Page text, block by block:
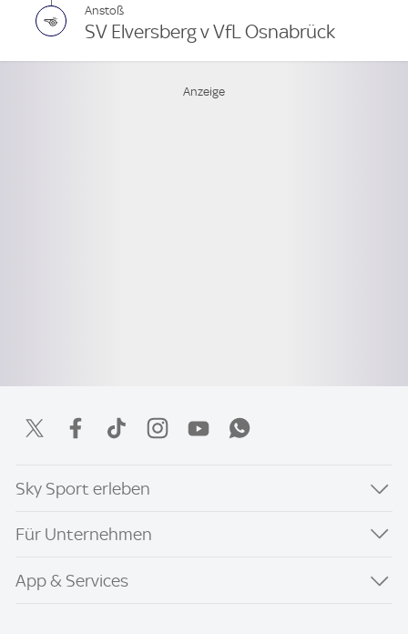
Anstoß
SV Elversberg v VfL Osnabrück
Sky Sport erleben
Für Unternehmen
App & Services